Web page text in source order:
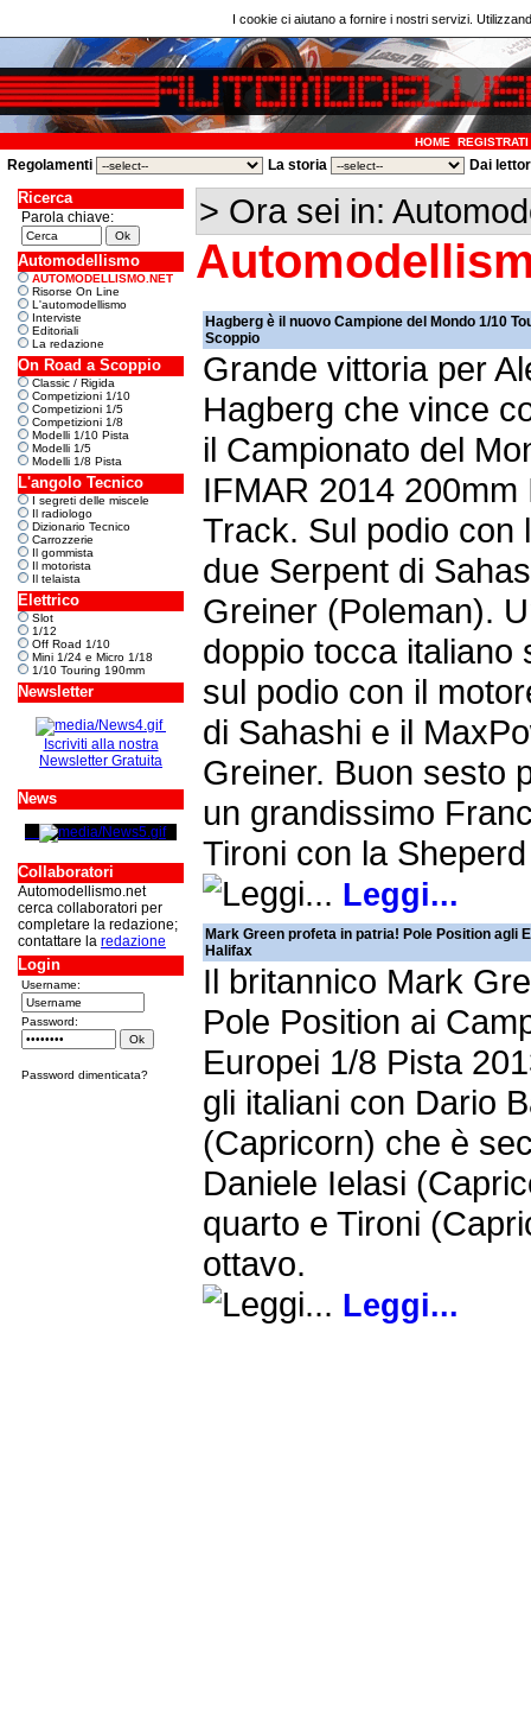
I cookie ci aiutano a fornire i nostri servizi.
HOME REGISTRATI
Regolamenti La storia Dai
Ricerca
Parola chiave:
Automodellismo
AUTOMODELLISMO.NET
Risorse On Line
L'automodellismo
Interviste
Editoriali
La redazione
On Road a Scoppio
Classic / Rigida
Competizioni 1/10
Competizioni 1/5
Competizioni 1/8
Modelli 1/10 Pista
Modelli 1/5
Modelli 1/8 Pista
L'angolo Tecnico
I segreti delle miscele
Il radiologo
Dizionario Tecnico
Carrozzerie
Il gommista
Il motorista
Il telaista
Elettrico
Slot
1/12
Off Road 1/10
Mini 1/24 e Micro 1/18
1/10 Touring 190mm
Newsletter
Iscriviti alla nostra
Newsletter Gratuita
News
Collaboratori
Automodellismo.net
cerca collaboratori per
completare la redazione;
contattare la redazione
Login
Username:
Password:
Password dimenticata?
> Ora sei in:
Hagberg è il nuovo Campione del Mondo 1/10
Scoppio
Grande vittoria per
Hagberg che vince
il Campionato del
IFMAR 2014 200mm
Track. Sul podio con
due Serpent di
Greiner (Poleman).
doppio tocca italiano
sul podio con il
di Sahashi e il
Greiner. Buon sesto
un grandissimo
Tironi con la
Leggi...
Mark Green profeta in patria! Pole Position agli
Halifax
Il britannico Mark
Pole Position ai
Europei 1/8 Pista
gli italiani con Dario
(Capricorn) che è
Daniele Ielasi
quarto e Tironi
ottavo.
Leggi...